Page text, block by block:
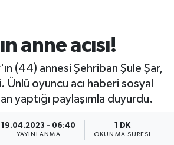
anne acısı!
(44) annesi Şehriban Şule Şar,
Ünlü oyuncu acı haberi sosyal
yaptığı paylaşımla duyurdu.
19.04.2023 - 06:40
YAYINLANMA
1 DK
OKUNMA SÜRESI
Durumu ve Fikstür